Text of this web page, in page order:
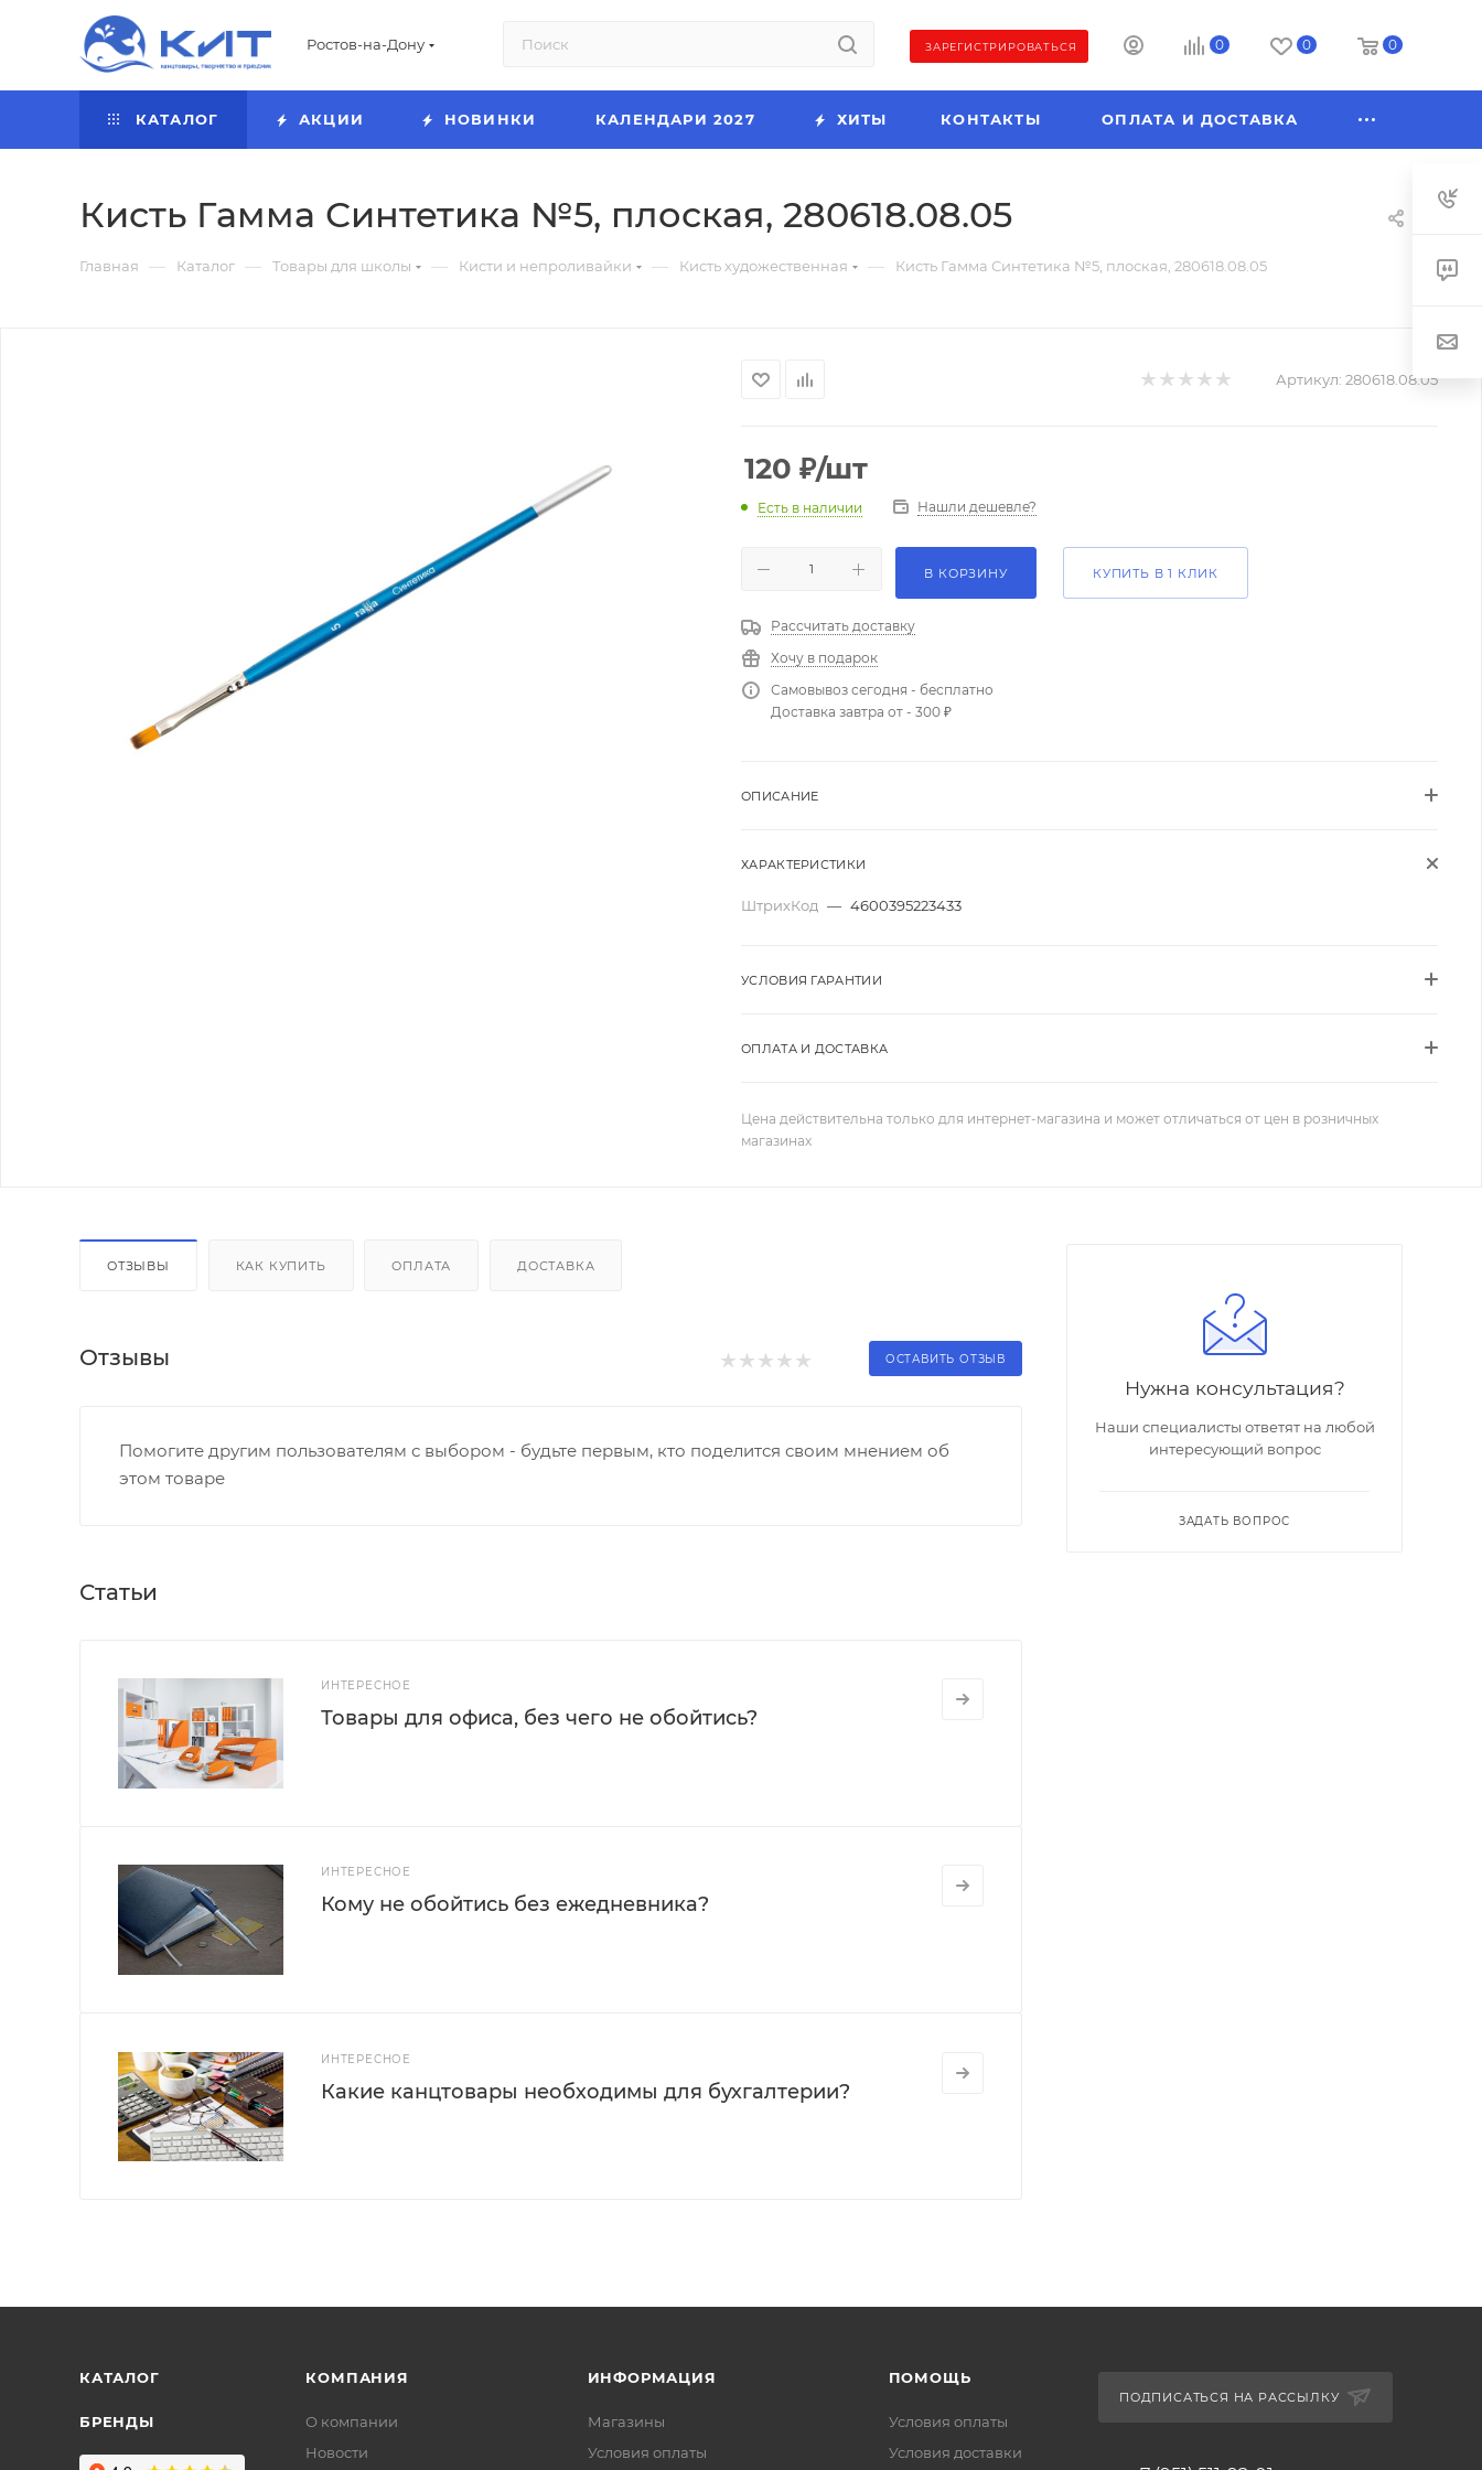
Ростов-на-Дону ЗАРЕГИСТРИРОВАТЬСЯ 0 0 0
КАТАЛОГ АКЦИИ НОВИНКИ КАЛЕНДАРИ 2027 ХИТЫ КОНТАКТЫ ОПЛАТА И ДОСТАВКА
Кисть Гамма Синтетика №5, плоская, 280618.08.05
Главная — Каталог — Товары для школы — Кисти и непроливайки — Кисть художественная — Кисть Гамма Синтетика №5, плоская, 280618.08.05
Артикул: 280618.08.05
120 ₽/шт
Есть в наличии Нашли дешевле?
В КОРЗИНУ КУПИТЬ В 1 КЛИК
Рассчитать доставку
Хочу в подарок
Самовывоз сегодня - бесплатно
Доставка завтра от - 300 ₽
ОПИСАНИЕ
ХАРАКТЕРИСТИКИ
ШтрихКод — 4600395223433
УСЛОВИЯ ГАРАНТИИ
ОПЛАТА И ДОСТАВКА
Цена действительна только для интернет-магазина и может отличаться от цен в розничных
магазинах
ОТЗЫВЫ КАК КУПИТЬ ОПЛАТА ДОСТАВКА
Отзывы ОСТАВИТЬ ОТЗЫВ
Помогите другим пользователям с выбором - будьте первым, кто поделится своим мнением об
этом товаре
Статьи
ИНТЕРЕСНОЕ
Товары для офиса, без чего не обойтись?
ИНТЕРЕСНОЕ
Кому не обойтись без ежедневника?
ИНТЕРЕСНОЕ
Какие канцтовары необходимы для бухгалтерии?
Нужна консультация?
Наши специалисты ответят на любой
интересующий вопрос
ЗАДАТЬ ВОПРОС
КАТАЛОГ
БРЕНДЫ
КОМПАНИЯ
О компании
Новости
ИНФОРМАЦИЯ
Магазины
Условия оплаты
ПОМОЩЬ
Условия оплаты
Условия доставки
ПОДПИСАТЬСЯ НА РАССЫЛКУ